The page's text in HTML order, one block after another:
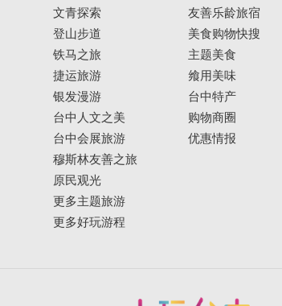
文青探索
登山步道
铁马之旅
捷运旅游
银发漫游
台中人文之美
台中会展旅游
穆斯林友善之旅
原民观光
更多主题旅游
更多好玩游程
友善乐龄旅宿
美食购物快搜
主题美食
飨用美味
台中特产
购物商圈
优惠情报